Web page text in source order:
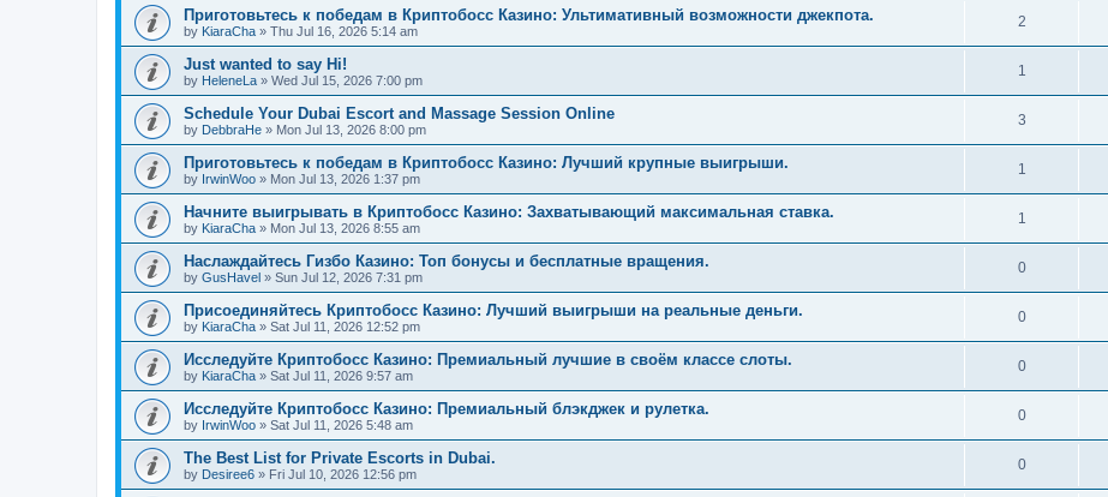
Приготовьтесь к победам в Криптобосс Казино: Ультимативный возможности джекпота.
by KiaraCha » Thu Jul 16, 2026 5:14 am
2
Just wanted to say Hi!
by HeleneLa » Wed Jul 15, 2026 7:00 pm
1
Schedule Your Dubai Escort and Massage Session Online
by DebbraHe » Mon Jul 13, 2026 8:00 pm
3
Приготовьтесь к победам в Криптобосс Казино: Лучший крупные выигрыши.
by IrwinWoo » Mon Jul 13, 2026 1:37 pm
1
Начните выигрывать в Криптобосс Казино: Захватывающий максимальная ставка.
by KiaraCha » Mon Jul 13, 2026 8:55 am
1
Наслаждайтесь Гизбо Казино: Топ бонусы и бесплатные вращения.
by GusHavel » Sun Jul 12, 2026 7:31 pm
0
Присоединяйтесь Криптобосс Казино: Лучший выигрыши на реальные деньги.
by KiaraCha » Sat Jul 11, 2026 12:52 pm
0
Исследуйте Криптобосс Казино: Премиальный лучшие в своём классе слоты.
by KiaraCha » Sat Jul 11, 2026 9:57 am
0
Исследуйте Криптобосс Казино: Премиальный блэкджек и рулетка.
by IrwinWoo » Sat Jul 11, 2026 5:48 am
0
The Best List for Private Escorts in Dubai.
by Desiree6 » Fri Jul 10, 2026 12:56 pm
0